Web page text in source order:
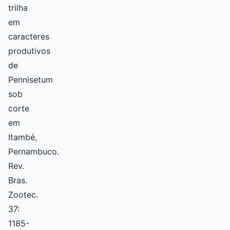
trilha
em
caracteres
produtivos
de
Pennisetum
sob
corte
em
Itambé,
Pernambuco.
Rev.
Bras.
Zootec.
37:
1185-